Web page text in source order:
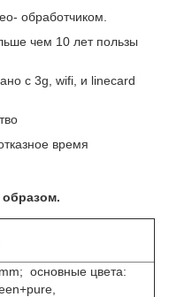
обработчиком.
чем 10 лет пользы
с 3g, wifi, и linecard
время
основные цвета: